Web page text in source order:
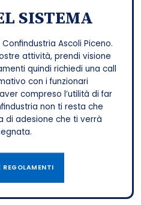
SISTEMA
Ascoli Piceno.
attività, prendi visione
quindi richiedi una call
con i funzionari
compreso l’utilità di far
non ti resta che
di adesione che ti verrà